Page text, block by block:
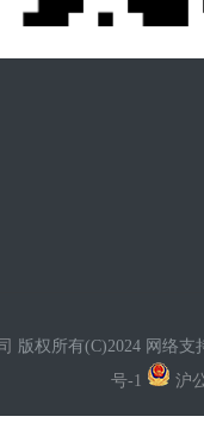
版权所有(C)2024 网络支
号-1
沪